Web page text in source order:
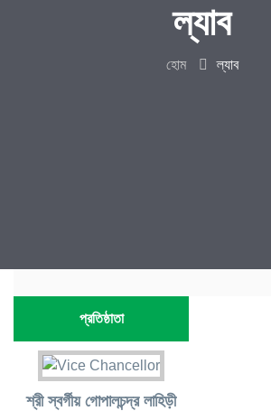
ল্যাব
হোম ল্যাব
প্রতিষ্ঠাতা
শ্রী স্বর্গীয় গোপালচন্দ্র লাহিড়ী